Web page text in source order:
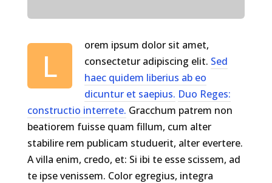
L
orem ipsum dolor sit amet,
consectetur adipiscing elit. Sed
haec quidem liberius ab eo
dicuntur et saepius. Duo Reges:
constructio interrete. Gracchum patrem non
beatiorem fuisse quam fillum, cum alter
stabilire rem publicam studuerit, alter evertere.
A villa enim, credo, et: Si ibi te esse scissem, ad
te ipse venissem. Color egregius, integra